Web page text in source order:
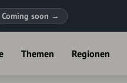
Coming soon →
Themen Regionen